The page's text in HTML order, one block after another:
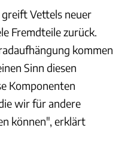
Vettels neuer
Fremdteile zurück.
kommen
Sinn diesen
Komponenten
wir für andere
können", erklärt